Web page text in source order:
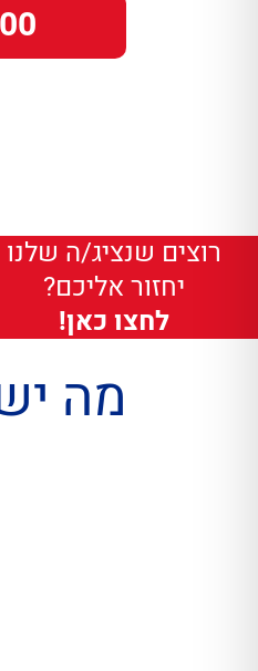
מה
רוצים שנציג/ה שלנו
יחזור אליכם?
לחצו כאן!